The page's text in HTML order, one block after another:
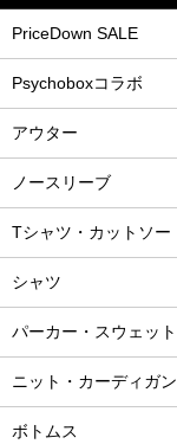
PriceDown SALE
Psychoboxコラボ
アウター
ノースリーブ
Tシャツ・カットソー
シャツ
パーカー・スウェット
ニット・カーディガン
ボトムス